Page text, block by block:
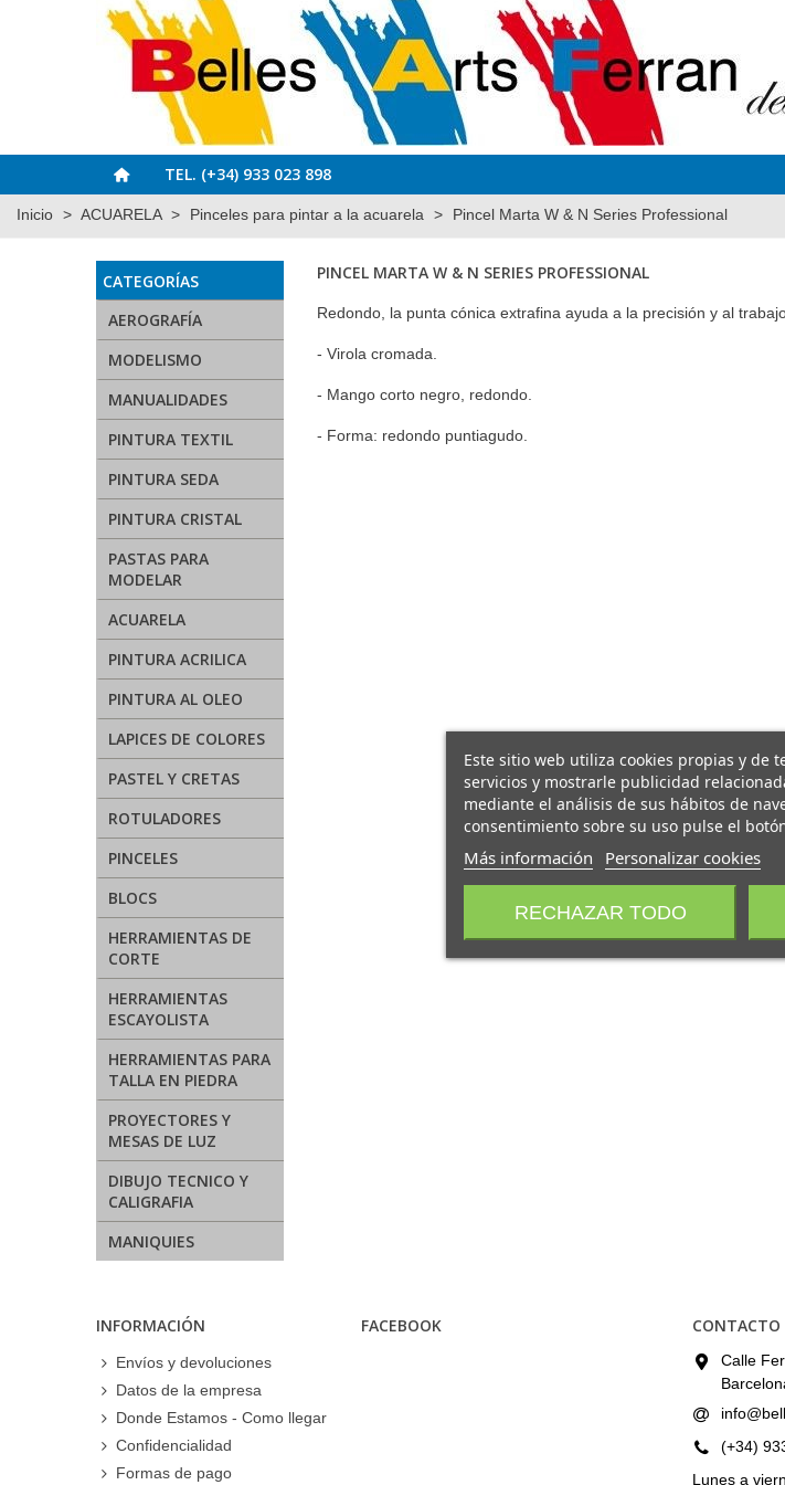
TEL. (+34) 933 023 898
Inicio > ACUARELA > Pinceles para pintar a la acuarela > Pincel Marta W & N Series Professional
CATEGORÍAS
AEROGRAFÍA
MODELISMO
MANUALIDADES
PINTURA TEXTIL
PINTURA SEDA
PINTURA CRISTAL
PASTAS PARA
MODELAR
ACUARELA
PINTURA ACRILICA
PINTURA AL OLEO
LAPICES DE COLORES
PASTEL Y CRETAS
ROTULADORES
PINCELES
BLOCS
HERRAMIENTAS DE
CORTE
HERRAMIENTAS
ESCAYOLISTA
HERRAMIENTAS PARA
TALLA EN PIEDRA
PROYECTORES Y
MESAS DE LUZ
DIBUJO TECNICO Y
CALIGRAFIA
MANIQUIES
PINCEL MARTA W & N SERIES PROFESSIONAL
Redondo, la punta cónica extrafina ayuda a la precisión y al
- Virola cromada.
- Mango corto negro, redondo.
- Forma: redondo puntiagudo.
INFORMACIÓN
Envíos y devoluciones
Datos de la empresa
Donde Estamos - Como llegar
Confidencialidad
Formas de pago
FACEBOOK CONTACTO
Calle
(+34)
Lunes a
Este sitio web utiliza cookies propias y de
servicios y mostrarle publicidad
mediante el análisis de sus hábitos de
consentimiento sobre su uso pulse el
Más información Personalizar cookies
RECHAZAR TODO